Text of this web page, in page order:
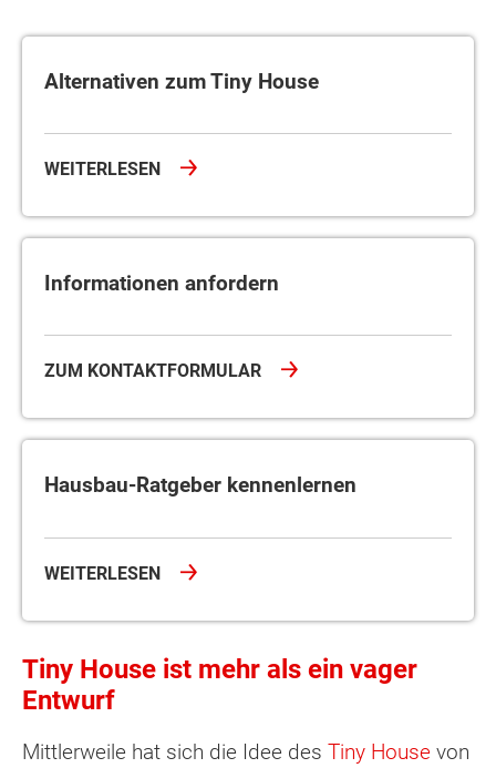
Alternativen zum Tiny House
WEITERLESEN
Informationen anfordern
ZUM KONTAKTFORMULAR
Hausbau-Ratgeber kennenlernen
WEITERLESEN
Tiny House ist mehr als ein vager
Entwurf
Mittlerweile hat sich die Idee des Tiny House von